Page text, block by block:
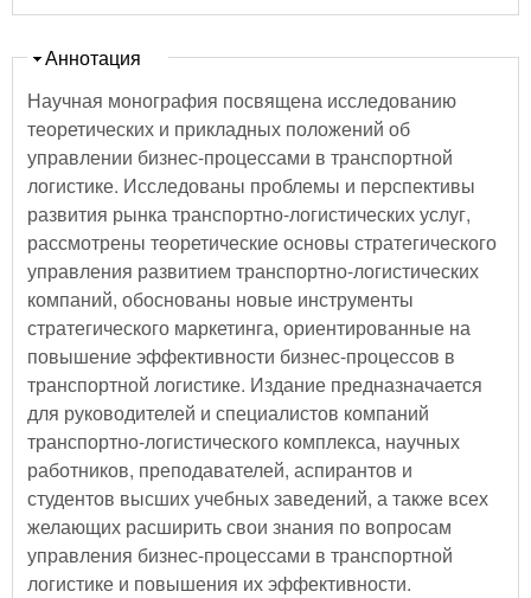
Скрыть
Аннотация
Научная монография посвящена исследованию
теоретических и прикладных положений об
управлении бизнес-процессами в транспортной
логистике. Исследованы проблемы и перспективы
развития рынка транспортно-логистических услуг,
рассмотрены теоретические основы стратегического
управления развитием транспортно-логистических
компаний, обоснованы новые инструменты
стратегического маркетинга, ориентированные на
повышение эффективности бизнес-процессов в
транспортной логистике. Издание предназначается
для руководителей и специалистов компаний
транспортно-логистического комплекса, научных
работников, преподавателей, аспирантов и
студентов высших учебных заведений, а также всех
желающих расширить свои знания по вопросам
управления бизнес-процессами в транспортной
логистике и повышения их эффективности.